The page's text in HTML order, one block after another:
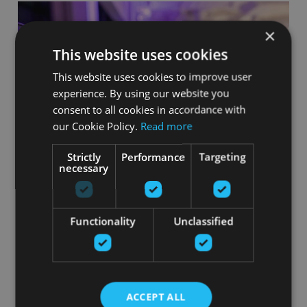
YOUDĖK Veiksmo Centras (LT)
Apskatīt
×
This website uses cookies
This website uses cookies to improve user
experience. By using our website you
consent to all cookies in accordance with
our Cookie Policy. Read more
Strictly
necessary
Performance Targeting
Functionality Unclassified
ACCEPT ALL